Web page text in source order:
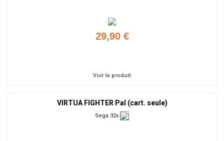
29,90 €
Voir le produit
VIRTUA FIGHTER Pal (cart. seule)
Sega 32x